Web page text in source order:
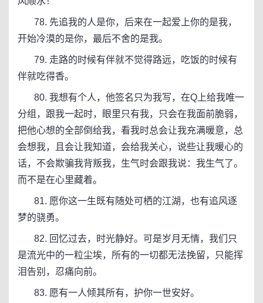
78. 先追我的人是你，后来在一起爱上你的是我，
开始冷漠的是你，最后不舍的是我。
79. 走路的时候有伴就不觉得路远，吃饭的时候有
伴就吃得香。
80. 我想有个人，他签名只为我写，在Q上给我唯一
分组，跟我一起时，眼里只有我，只会在我面前脆弱，
把他心想的全部倒给我，看我时总会让我充满暖意，总
会想我，且会让我知道，会给我关心，说些让我暖心的
话，不会欺骗我背叛我，生气时会跟我说：我生气了。
而不是在心里藏着。
81. 愿你这一生既有随处可栖的江湖，也有追风逐
梦的骁勇。
82. 回忆过去，时光静好。可是岁月无情，我们只
是流光中的一粒尘埃，所有的一切都无法挽留，只能挥
泪告别，忍痛向前。
83. 愿有一人倾其所有，护你一世安好。